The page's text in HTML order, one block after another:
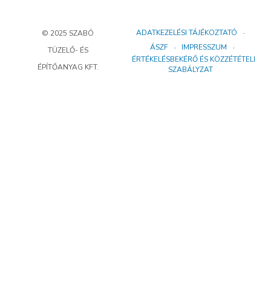
© 2025 SZABÓ
TÜZELŐ- ÉS
ÉPÍTŐANYAG KFT.
ADATKEZELÉSI TÁJÉKOZTATÓ
ÁSZF
IMPRESSZUM
ÉRTÉKELÉSBEKÉRŐ ÉS KÖZZÉTÉTELI
SZABÁLYZAT